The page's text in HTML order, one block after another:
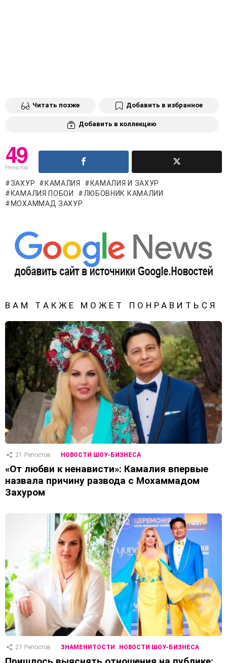
Читать позже Добавить в избранное
Добавить в коллекцию
49
Репостов
ЗАХУР КАМАЛИЯ
КАМАЛИЯ И ЗАХУР
КАМАЛИЯ ПОБОИ
ЛЮБОВНИК КАМАЛИИ
МОХАММАД ЗАХУР
ВАМ ТАКЖЕ МОЖЕТ ПОНРАВИТЬСЯ
21 Репостов НОВОСТИ ШОУ-БИЗНЕСА
«От любви к ненависти»: Камалия впервые
назвала причину развода с Мохаммадом
Захуром
27 Репостов ЗНАМЕНИТОСТИ НОВОСТИ ШОУ-БИЗНЕСА